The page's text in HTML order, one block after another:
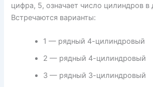
цифра, 5, означает число цилиндров в
Встречаются варианты:
1 — рядный 4-цилиндровый
2 — рядный 4-цилиндровый
3 — рядный 3-цилиндровый